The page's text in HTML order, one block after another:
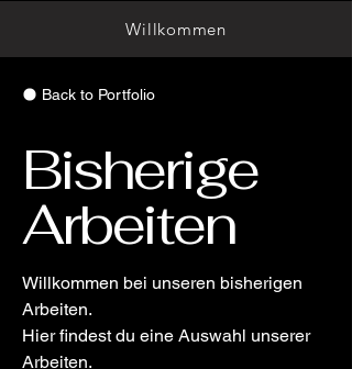
Willkommen
Back to Portfolio
Bisherige
Arbeiten
Willkommen bei unseren bisherigen
Arbeiten.
Hier findest du eine Auswahl unserer
Arbeiten.